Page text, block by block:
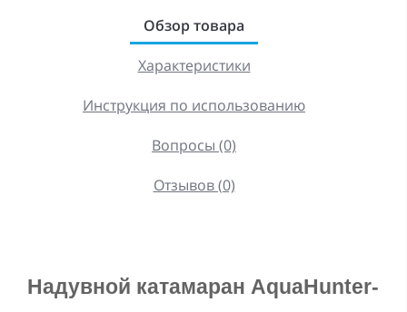
Обзор товара
Характеристики
Инструкция по использованию
Вопросы (0)
Отзывов (0)
Надувной катамаран AquaHunter-